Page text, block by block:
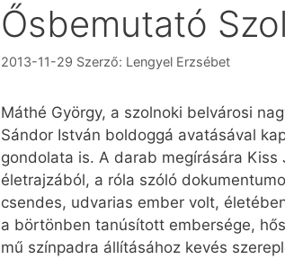
Ősbemutató
2013-11-29 Szerző: Lengyel Erzsébet
Máthé György, a szolnoki belvárosi
Sándor István boldoggá avatásával
gondolata is. A darab megírására
életrajzából, a róla szóló
csendes, udvarias ember volt,
a börtönben tanúsított embersége,
mű színpadra állításához kevés